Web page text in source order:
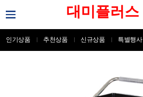
대미플러스
인기상품 추천상품 신규상품 특별행사